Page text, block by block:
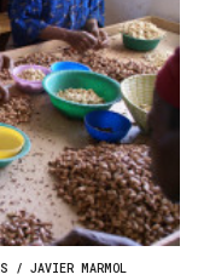
JAVIER MARMOL